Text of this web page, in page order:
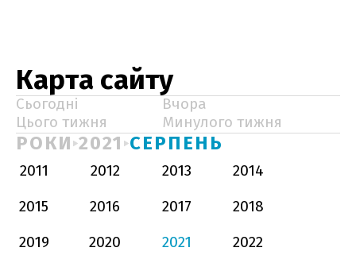
Карта сайту
Сьогодні
Вчора
Цього тижня
Минулого тижня
РОКИ 2021 СЕРПЕНЬ
2011 2012 2013
2014
2015
2016 2017
2018
2019
2020 2021
2022